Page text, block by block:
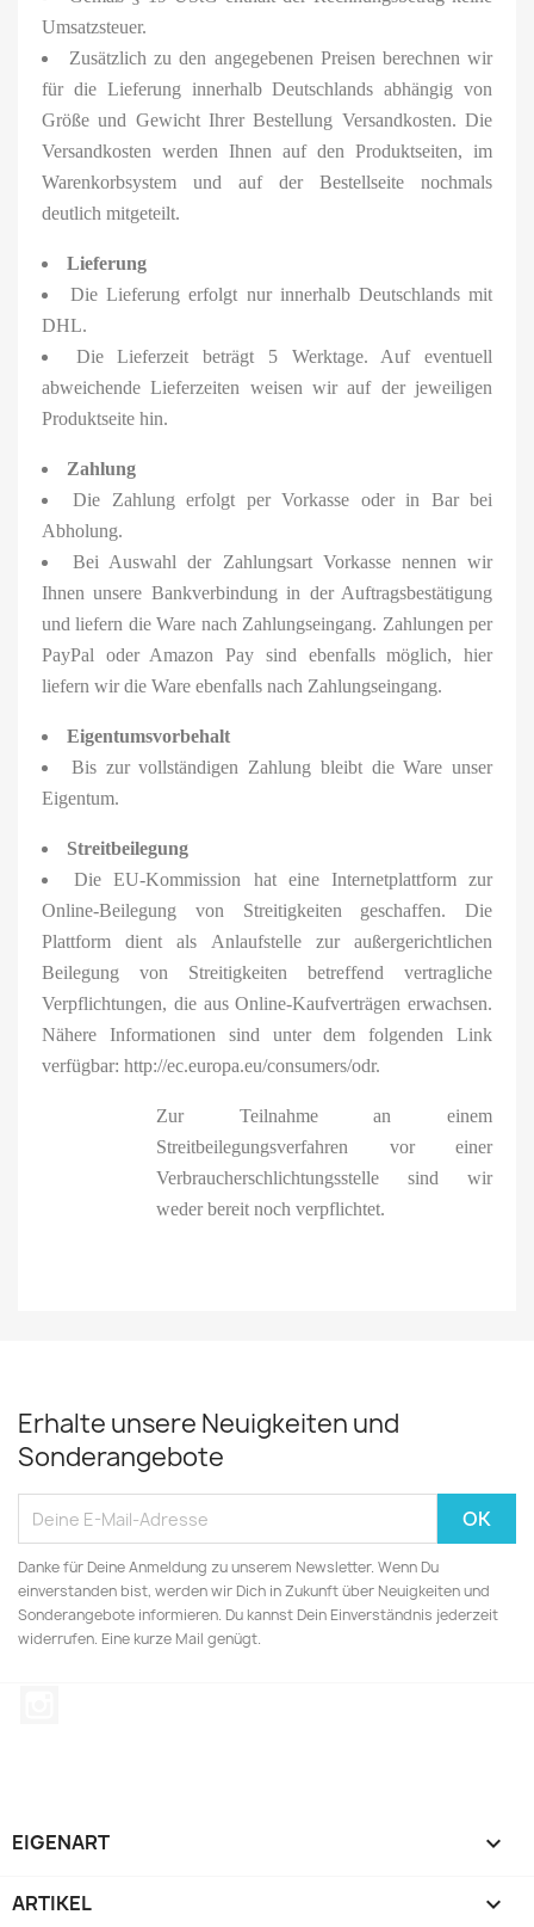
Umsatzsteuer.
Zusätzlich zu den angegebenen Preisen berechnen wir
für die Lieferung innerhalb Deutschlands abhängig von
Größe und Gewicht Ihrer Bestellung Versandkosten. Die
Versandkosten werden Ihnen auf den Produktseiten, im
Warenkorbsystem und auf der Bestellseite nochmals
deutlich mitgeteilt.
Lieferung
Die Lieferung erfolgt nur innerhalb Deutschlands mit
DHL.
Die Lieferzeit beträgt 5 Werktage. Auf eventuell
abweichende Lieferzeiten weisen wir auf der jeweiligen
Produktseite hin.
Zahlung
Die Zahlung erfolgt per Vorkasse oder in Bar bei
Abholung.
Bei Auswahl der Zahlungsart Vorkasse nennen wir
Ihnen unsere Bankverbindung in der Auftragsbestätigung
und liefern die Ware nach Zahlungseingang. Zahlungen per
PayPal oder Amazon Pay sind ebenfalls möglich, hier
liefern wir die Ware ebenfalls nach Zahlungseingang.
Eigentumsvorbehalt
Bis zur vollständigen Zahlung bleibt die Ware unser
Eigentum.
Streitbeilegung
Die EU-Kommission hat eine Internetplattform zur
Online-Beilegung von Streitigkeiten geschaffen. Die
Plattform dient als Anlaufstelle zur außergerichtlichen
Beilegung von Streitigkeiten betreffend vertragliche
Verpflichtungen, die aus Online-Kaufverträgen erwachsen.
Nähere Informationen sind unter dem folgenden Link
verfügbar: http://ec.europa.eu/consumers/odr.
Zur Teilnahme an einem
Streitbeilegungsverfahren vor einer
Verbraucherschlichtungsstelle sind wir
weder bereit noch verpflichtet.
Erhalte unsere Neuigkeiten und
Sonderangebote
Danke für Deine Anmeldung zu unserem Newsletter. Wenn Du
einverstanden bist, werden wir Dich in Zukunft über Neuigkeiten und
Sonderangebote informieren. Du kannst Dein Einverständnis jederzeit
widerrufen. Eine kurze Mail genügt.
EIGENART 
ARTIKEL 